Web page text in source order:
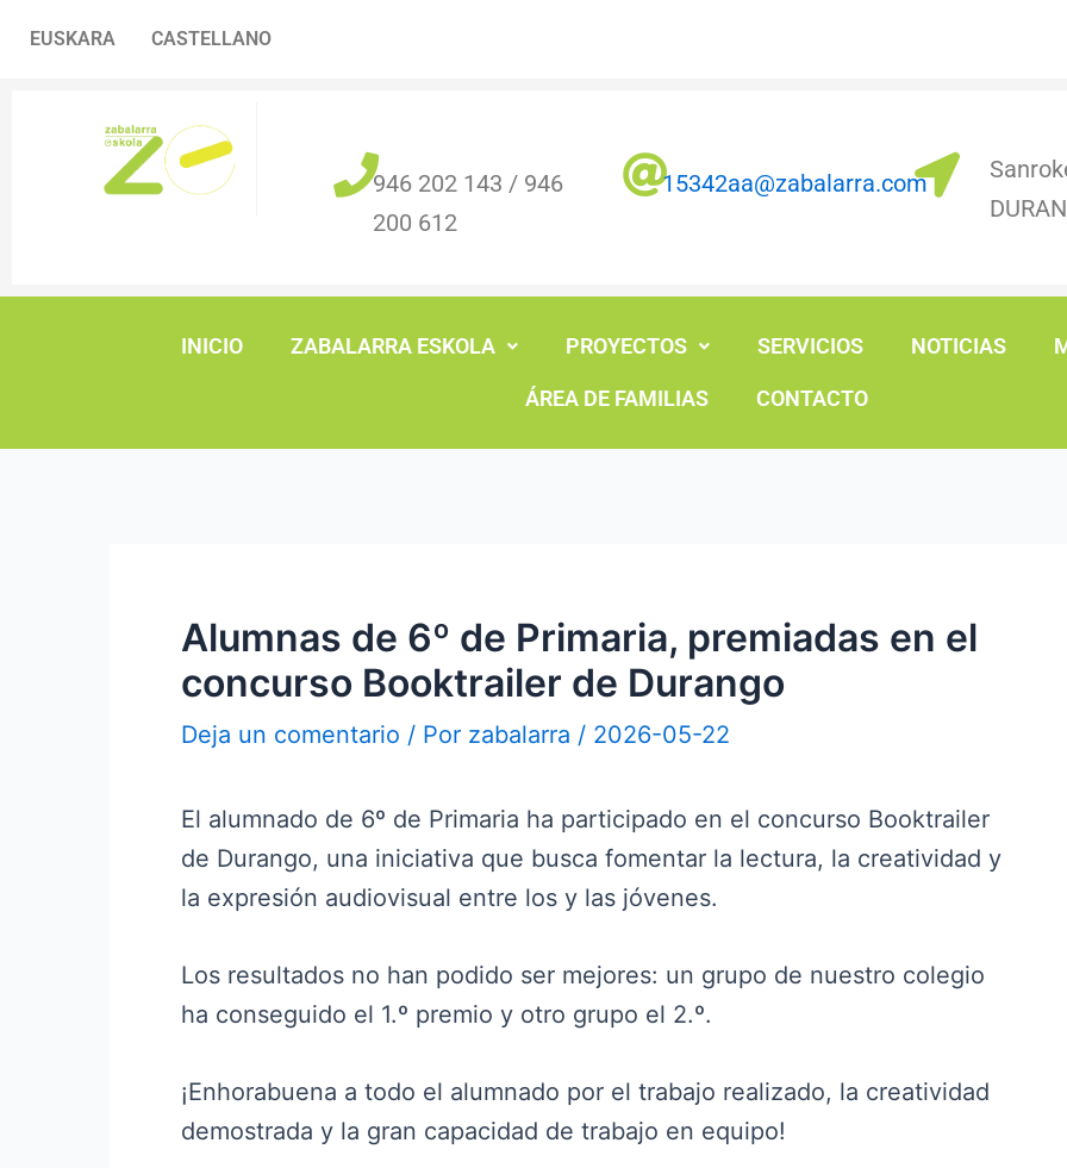
EUSKARA CASTELLANO
946 202 143 / 946
200 612
15342aa@zabalarra.com
INICIO ZABALARRA ESKOLA PROYECTOS SERVICIOS NOTICIAS
ÁREA DE FAMILIAS CONTACTO
Alumnas de 6º de Primaria, premiadas en el
concurso Booktrailer de Durango
Deja un comentario / Por zabalarra / 2026-05-22
El alumnado de 6º de Primaria ha participado en el concurso Booktrailer
de Durango, una iniciativa que busca fomentar la lectura, la creatividad y
la expresión audiovisual entre los y las jóvenes.
Los resultados no han podido ser mejores: un grupo de nuestro colegio
ha conseguido el 1.º premio y otro grupo el 2.º.
¡Enhorabuena a todo el alumnado por el trabajo realizado, la creatividad
demostrada y la gran capacidad de trabajo en equipo!